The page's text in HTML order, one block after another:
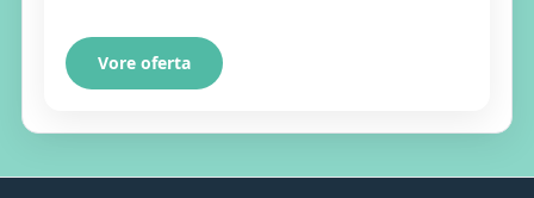
Vore oferta